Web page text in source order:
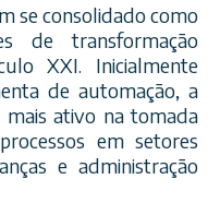
se consolidado como
de transformação
XXI. Inicialmente
de automação, a
mais ativo na tomada
em setores
e administração